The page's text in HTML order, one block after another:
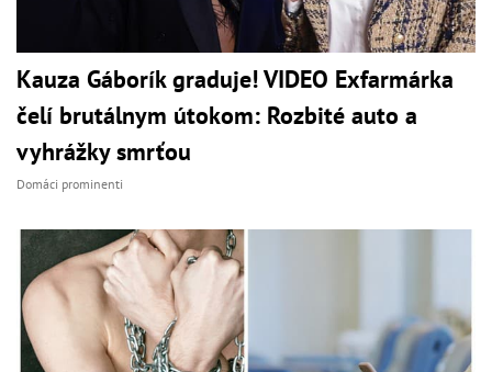
Kauza Gáborík graduje! VIDEO Exfarmárka
čelí brutálnym útokom: Rozbité auto a
vyhrážky smrťou
Domáci prominenti